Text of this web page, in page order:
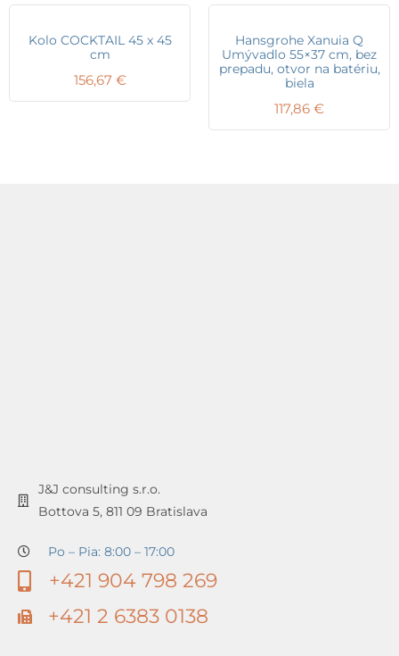
Kolo COCKTAIL 45 x 45
cm
156,67 €
Hansgrohe Xanuia Q
Umývadlo 55×37 cm, bez
prepadu, otvor na batériu,
biela
117,86 €
J&J consulting s.r.o.
Bottova 5, 811 09 Bratislava
Po – Pia: 8:00 – 17:00
+421 904 798 269
+421 2 6383 0138